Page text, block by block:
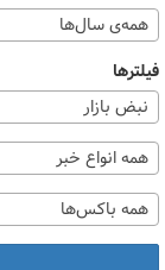
همه‌ی سال‌ها
فیلترها
نبض بازار
همه انواع خبر
همه باکس‌ها